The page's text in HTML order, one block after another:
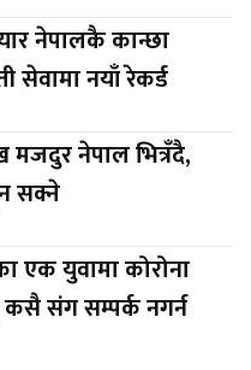
नेपालकै कान्छा
सेवामा नयाँ रेकर्ड
नेपाल भित्रँदै,
सक्ने
एक युवामा कोरोना
संग सम्पर्क नगर्न